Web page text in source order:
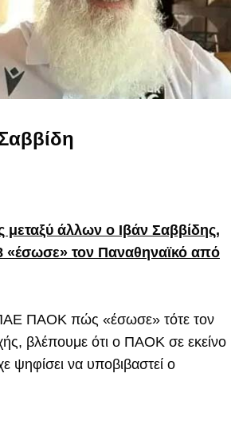
άλλων ο Ιβάν Σαββίδης,
«έσωσε» τον Παναθηναϊκό από
ΠΑΕ ΠΑΟΚ πώς «έσωσε» τότε τον
βλέπουμε ότι ο ΠΑΟΚ σε εκείνο
ψηφίσει να υποβιβαστεί ο